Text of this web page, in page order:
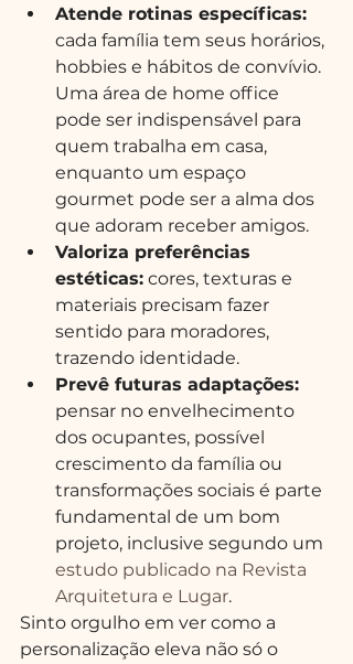
Atende rotinas específicas:
cada família tem seus horários,
hobbies e hábitos de convívio.
Uma área de home office
pode ser indispensável para
quem trabalha em casa,
enquanto um espaço
gourmet pode ser a alma dos
que adoram receber amigos.
Valoriza preferências
estéticas: cores, texturas e
materiais precisam fazer
sentido para moradores,
trazendo identidade.
Prevê futuras adaptações:
pensar no envelhecimento
dos ocupantes, possível
crescimento da família ou
transformações sociais é parte
fundamental de um bom
projeto, inclusive segundo um
estudo publicado na Revista
Arquitetura e Lugar.
Sinto orgulho em ver como a
personalização eleva não só o